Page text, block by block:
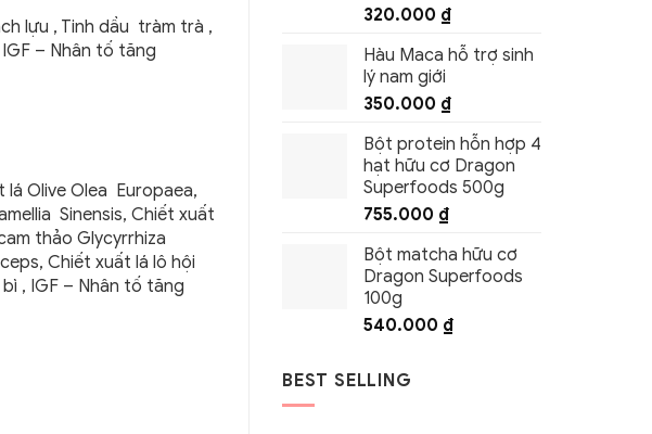
lựu , Tinh dầu tràm trà ,
– Nhân tố tăng
Olive Olea Europaea,
Sinensis, Chiết xuất
thảo Glycyrrhiza
Chiết xuất lá lô hội
, IGF – Nhân tố tăng
320.000 ₫
Hàu Maca hỗ trợ sinh
lý nam giới
350.000 ₫
Bột protein hỗn hợp 4
hạt hữu cơ Dragon
Superfoods 500g
755.000 ₫
Bột matcha hữu cơ
Dragon Superfoods
100g
540.000 ₫
BEST SELLING